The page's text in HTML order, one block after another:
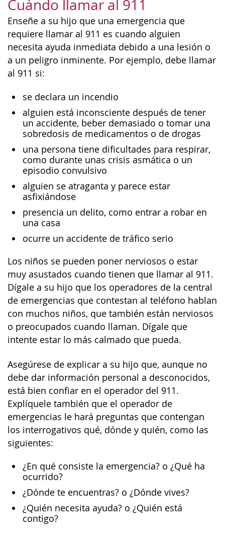
Cuándo llamar al 911
Enseñe a su hijo que una emergencia que
requiere llamar al 911 es cuando alguien
necesita ayuda inmediata debido a una lesión o
a un peligro inminente. Por ejemplo, debe llamar
al 911 si:
se declara un incendio
alguien está inconsciente después de tener
un accidente, beber demasiado o tomar una
sobredosis de medicamentos o de drogas
una persona tiene dificultades para respirar,
como durante unas crisis asmática o un
episodio convulsivo
alguien se atraganta y parece estar
asfixiándose
presencia un delito, como entrar a robar en
una casa
ocurre un accidente de tráfico serio
Los niños se pueden poner nerviosos o estar
muy asustados cuando tienen que llamar al 911.
Dígale a su hijo que los operadores de la central
de emergencias que contestan al teléfono hablan
con muchos niños, que también están nerviosos
o preocupados cuando llaman. Dígale que
intente estar lo más calmado que pueda.
Asegúrese de explicar a su hijo que, aunque no
debe dar información personal a desconocidos,
está bien confiar en el operador del 911.
Explíquele también que el operador de
emergencias le hará preguntas que contengan
los interrogativos qué, dónde y quién, como las
siguientes:
¿En qué consiste la emergencia? o ¿Qué ha
ocurrido?
¿Dónde te encuentras? o ¿Dónde vives?
¿Quién necesita ayuda? o ¿Quién está
contigo?